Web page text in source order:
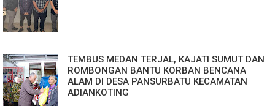
TEMBUS MEDAN TERJAL, KAJATI SUMUT DAN
ROMBONGAN BANTU KORBAN BENCANA
ALAM DI DESA PANSURBATU KECAMATAN
ADIANKOTING